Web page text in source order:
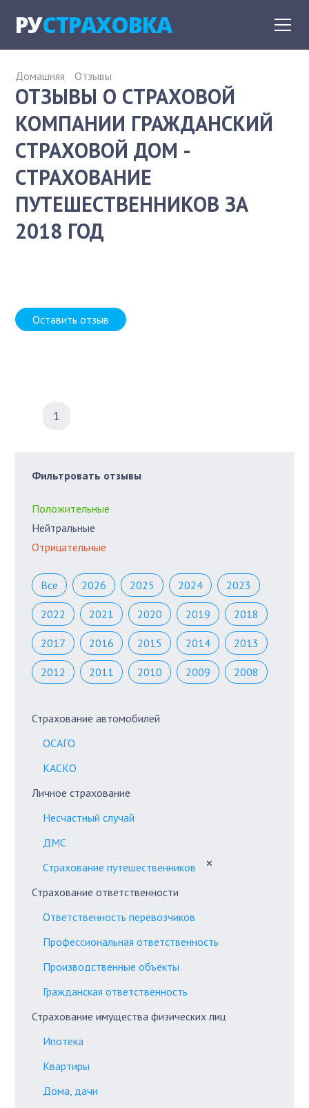
РУСТРАХОВКА
Домашняя Отзывы
ОТЗЫВЫ О СТРАХОВОЙ
КОМПАНИИ ГРАЖДАНСКИЙ
СТРАХОВОЙ ДОМ -
СТРАХОВАНИЕ
ПУТЕШЕСТВЕННИКОВ ЗА
2018 ГОД
Оставить отзыв
1
Фильтровать отзывы
Положительные
Нейтральные
Отрицательные
Все 2026 2025 2024 2023
2022 2021 2020 2019 2018
2017 2016 2015 2014 2013
2012 2011 2010 2009 2008
Страхование автомобилей
ОСАГО
КАСКО
Личное страхование
Несчастный случай
ДМС
Страхование путешественников
✕
Страхование ответственности
Ответственность перевозчиков
Профессиональная ответственность
Производственные объекты
Гражданская ответственность
Страхование имущества физических лиц
Ипотека
Квартиры
Дома, дачи